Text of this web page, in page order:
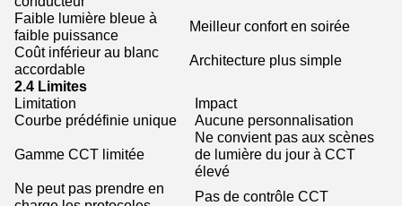
Faible lumière bleue à
faible puissance
Meilleur confort en soirée
Coût inférieur au blanc
accordable
Architecture plus simple
2.4 Limites
Limitation
Impact
Courbe prédéfinie unique
Aucune personnalisation
Gamme CCT limitée
Ne convient pas aux scènes
de lumière du jour à CCT
élevé
Ne peut pas prendre en
Pas de contrôle CCT